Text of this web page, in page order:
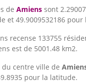
de Amiens sont
et 49.9009532186
recense 133755
est de 5001.48 km2.
centre ville de
pour la latitude.